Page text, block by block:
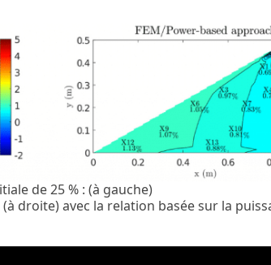
de 25 % : (à gauche)
droite) avec la relation basée sur la